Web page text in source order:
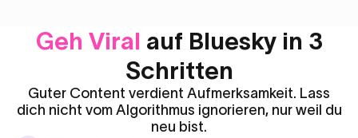
Youtube Shorts Aufrufe
Threads Reposts
Bluesky Follower
Geh Viral auf Bluesky in 3
Schritten
Guter Content verdient Aufmerksamkeit. Lass
dich nicht vom Algorithmus ignorieren, nur weil du
neu bist.